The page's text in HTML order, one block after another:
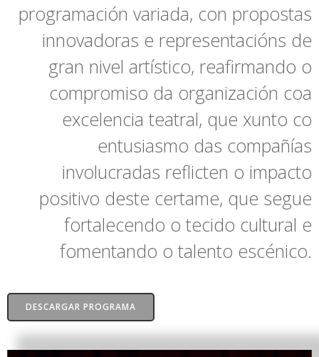
programación variada, con propostas
innovadoras e representacións de
gran nivel artístico, reafirmando o
compromiso da organización coa
excelencia teatral, que xunto co
entusiasmo das compañías
involucradas reflicten o impacto
positivo deste certame, que segue
fortalecendo o tecido cultural e
fomentando o talento escénico.
DESCARGAR PROGRAMA